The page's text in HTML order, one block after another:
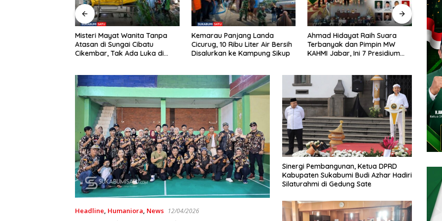
Misteri Mayat Wanita Tanpa
Atasan di Sungai Cibatu
Cikembar, Tak Ada Luka di
Kemarau Panjang Landa
Cicurug, 10 Ribu Liter Air Bersih
Disalurkan ke Kampung Sikup
Ahmad Hidayat Raih Suara
Terbanyak dan Pimpin MW
KAHMI Jabar, Ini 7 Presidium
Headline, Humaniora, News 12/04/2026
Sinergi Pembangunan, Ketua DPRD
Kabupaten Sukabumi Budi Azhar Hadiri
Silaturahmi di Gedung Sate